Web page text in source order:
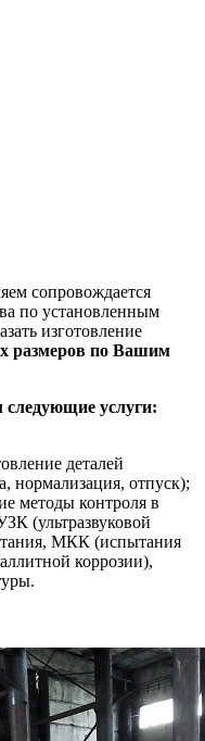
сопровождается
по установленным
изготовление
размеров по Вашим
услуги:
деталей
нормализация, отпуск);
методы контроля в
(ультразвуковой
МКК (испытания
коррозии),